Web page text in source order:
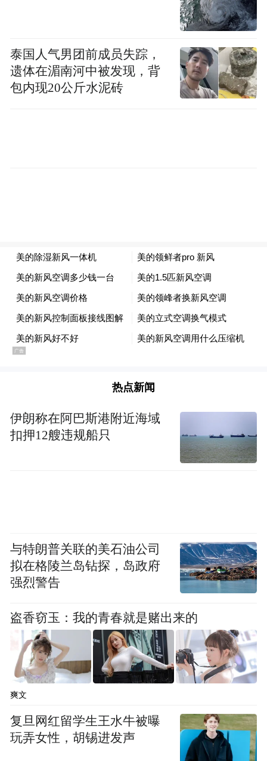
1.网络报名：自发布公告之日开始接受网络
报名，每人限报一个岗位，报名截止时间为
2024年10月23日17:00。有报名意向的可将报
名表（以“岗位名称+姓名”命名）发送至指定
地点2（除医师岗位）：2024年10月25日厦
门大学思明校区科艺中心一楼，时间：9:30-
13:00（如有调整，另行通知）。
有报名意向的根据报考岗位前往上述地点，
填写报名表（见附件2），并递交应聘材料，
名表（见附件2）、身份证、相关学历证明
（就业推荐表或所就读大学出具的学历证
明）和中共党员（中共预备党员）证明、各
等原件及复印件。
报名结束后，根据报名者提供的材料进行资
格审查，重点审查应聘人员提交资料的真实
性及是否符合应聘岗位所需资格条件。其中
网络报名人员还需本人携带报名相关材料原
件及复印件到相应岗位现场报名点进行资格
审查（请各网络报名人员关注邮箱信息，确
定是否入围资格审查）。
报名人员应按要求如实填写、提供相关材料
证明，对提供虚假证明材料的，查实后一律
泰国人气男团前成员失踪，
遗体在湄南河中被发现，背
包内现20公斤水泥砖
热点新闻
伊朗称在阿巴斯港附近海域
扣押12艘违规船只
与特朗普关联的美石油公司
拟在格陵兰岛钻探，岛政府
强烈警告
盗香窃玉：我的青春就是赌出来的
爽文
复旦网红留学生王水牛被曝
玩弄女性，胡锡进发声